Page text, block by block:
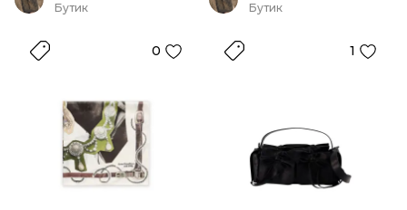
Бутик
0
Бутик
1